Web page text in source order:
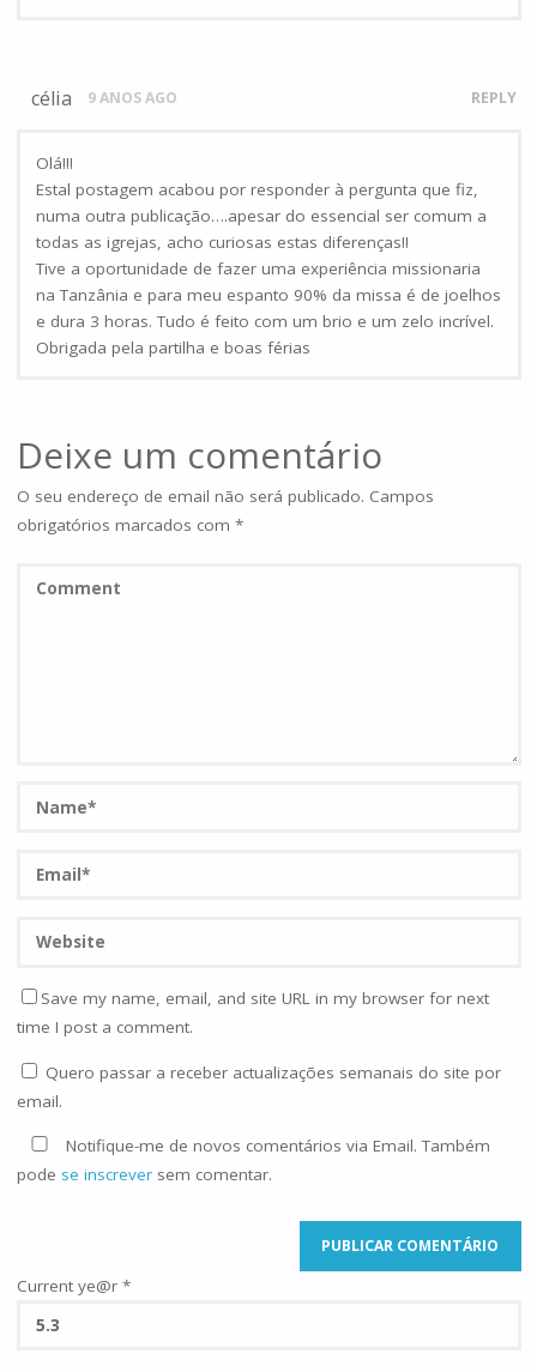
célia 9 ANOS AGO REPLY
Olá!!!
Estal postagem acabou por responder à pergunta que fiz,
numa outra publicação….apesar do essencial ser comum a
todas as igrejas, acho curiosas estas diferenças!!
Tive a oportunidade de fazer uma experiência missionaria
na Tanzânia e para meu espanto 90% da missa é de joelhos
e dura 3 horas. Tudo é feito com um brio e um zelo incrível.
Obrigada pela partilha e boas férias
Deixe um comentário
O seu endereço de email não será publicado. Campos
obrigatórios marcados com *
Save my name, email, and site URL in my browser for next
time I post a comment.
Quero passar a receber actualizações semanais do site por
email.
Notifique-me de novos comentários via Email. Também
pode se inscreversem comentar.
Current ye@r *